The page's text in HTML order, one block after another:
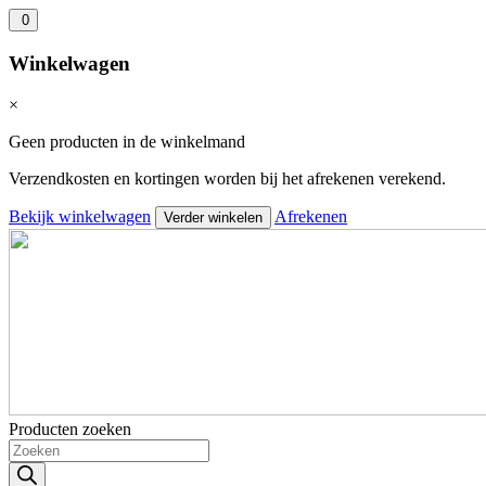
0
Winkelwagen
×
Geen producten in de winkelmand
Verzendkosten en kortingen worden bij het afrekenen verekend.
Bekijk winkelwagen Verder winkelen Afrekenen
Producten zoeken